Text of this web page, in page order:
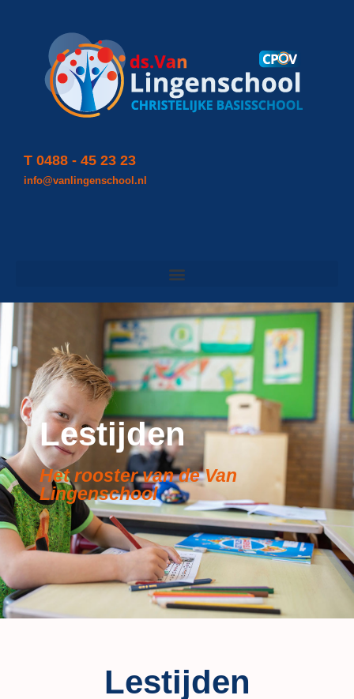
T 0488 - 45 23 23
info@vanlingenschool.nl
Lestijden
Het rooster van de Van
Lingenschool
Lestijden